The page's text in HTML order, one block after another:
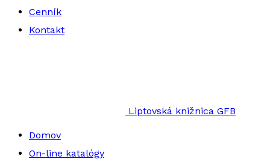
Cenník
Kontakt
Liptovská knižnica GFB
Domov
On-line katalógy